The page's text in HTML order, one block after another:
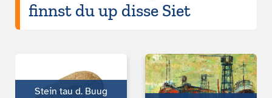
finnst du up disse Siet
Stein tau d. Buug